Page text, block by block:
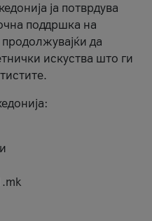
ја потврдува
поддршка на
да
искуства што ги